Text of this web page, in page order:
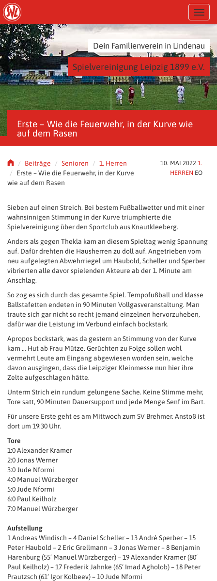
i
p
t
o
a
i
c
o
n
t
T
o
l
n
a
v
i
g
Dein Familienverein in Lindenau
Spielvereinigung Leipzig 1899 e.V.
Erste – Wie die Feuerwehr, in der Kurve wie
auf dem Rasen
Beiträge Senioren
1. Herren
Erste – Wie die Feuerwehr, in der Kurve
wie auf dem Rasen
10. MAI 2022 1.
HERREN EO
Sieben auf einen Streich. Bei bestem Fußballwetter und mit einer
wahnsinnigen Stimmung in der Kurve triumphierte die
Spielvereinigung über den Sportclub aus Knautkleeberg.
Anders als gegen Thekla kam an diesem Spieltag wenig Spannung
auf. Dafür drehten die Hausherren zu doll auf. Angetrieben vom
neu aufgelegten Abwehrriegel um Haubold, Scheller und Sperber
vibrierten alle davor spielenden Akteure ab der 1. Minute am
Anschlag.
So zog es sich durch das gesamte Spiel. Tempofußball und klasse
Ballstafetten endeten in 90 Minuten Vollgasveranstaltung. Man
traute sich gar nicht so recht jemand einzelnen hervorzuheben,
dafür war die Leistung im Verbund einfach bockstark.
Apropos bockstark, was da gestern an Stimmung von der Kurve
kam … Hut ab Frau Mütze. Gerüchten zu Folge sollen wohl
vermehrt Leute am Eingang abgewiesen worden sein, welche
davon ausgingen, dass die Leipziger Kleinmesse nun hier ihre
Zelte aufgeschlagen hätte.
Unterm Strich ein rundum gelungene Sache. Keine Stimme mehr,
Tore satt, 90 Minuten Dauersupport und jede Menge Senf im Bart.
Für unsere Erste geht es am Mittwoch zum SV Brehmer. Anstoß ist
dort um 19:30 Uhr.
Tore
1:0 Alexander Kramer
2:0 Jonas Werner
3:0 Jude Nformi
4:0 Manuel Würzberger
5:0 Jude Nformi
6:0 Paul Keilholz
7:0 Manuel Würzberger
Aufstellung
1 Andreas Windisch – 4 Daniel Scheller – 13 André Sperber – 15
Peter Haubold – 2 Eric Grellmann – 3 Jonas Werner – 8 Benjamin
Harenburg (55‘ Manuel Würzberger) – 19 Alexander Kramer (80‘
Paul Keilholz) – 17 Frederik Jahnke (65‘ Imad Agholob) – 18 Peter
Prautzsch (61‘ Igor Kolbeev) – 10 Jude Nformi